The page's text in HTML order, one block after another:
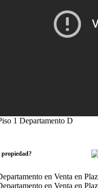
1 Departamento D
propiedad?